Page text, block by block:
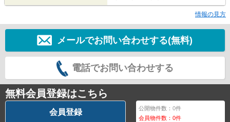
情報の見方
メールでお問い合わせする(無料)
電話でお問い合わせする
無料会員登録はこちら
会員登録 公開物件数：0件
会員物件数：0件